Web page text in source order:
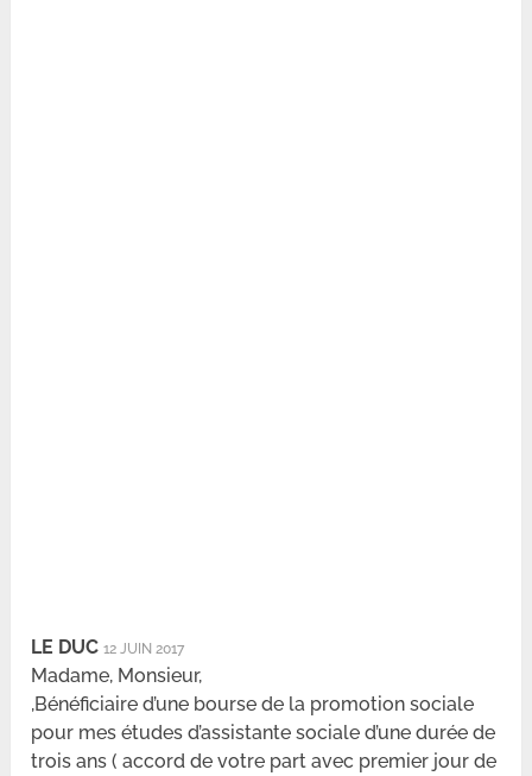
LE DUC 12 JUIN 2017
Madame, Monsieur,
,Bénéficiaire d’une bourse de la promotion sociale
pour mes études d’assistante sociale d’une durée de
trois ans ( accord de votre part avec premier jour de